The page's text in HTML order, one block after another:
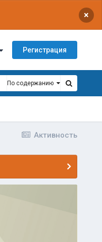
×
Регистрация
По содержанию
Активность